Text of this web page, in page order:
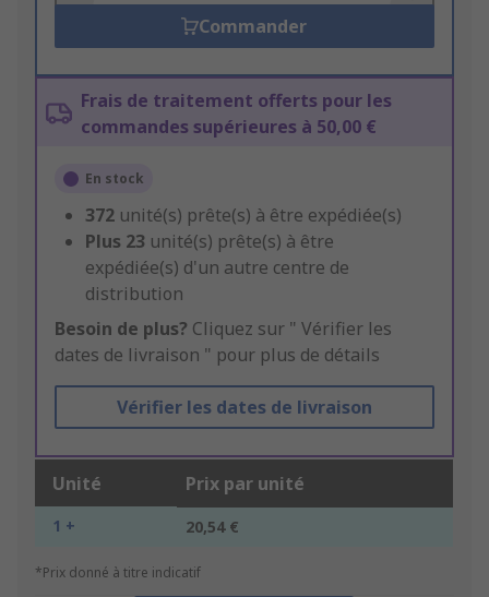
Commander
Frais de traitement offerts pour les
commandes supérieures à 50,00 €
En stock
372 unité(s) prête(s) à être expédiée(s)
Plus 23 unité(s) prête(s) à être
expédiée(s) d'un autre centre de
distribution
Besoin de plus? Cliquez sur " Vérifier les
dates de livraison " pour plus de détails
Vérifier les dates de livraison
Unité Prix par unité
1 + 20,54 €
*Prix donné à titre indicatif